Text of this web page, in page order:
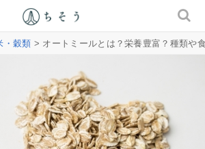
・穀類 > オートミールとは？栄養豊富？種類や